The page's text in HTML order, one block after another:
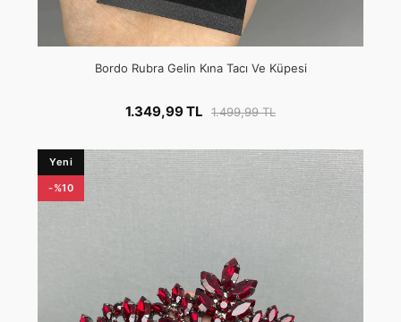
Bordo Rubra Gelin Kına Tacı Ve Küpesi
1.349,99 TL 1.499,99 TL
Yeni
-%10